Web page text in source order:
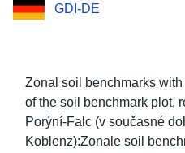
GDI-DE
Zonal soil benchmarks
of the soil benchmark plot,
Porýní-Falc (v současné
Koblenz):Zonale soil